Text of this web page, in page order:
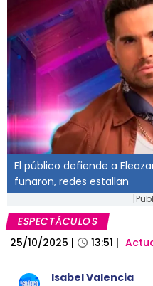
El público defiende a
funaron, redes estallan
ESPECTÁCULOS
25/10/2025 | 13:51 |
Isabel Valencia